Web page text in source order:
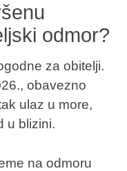
odmor?
za obitelji.
obavezno
ulaz u more,
u blizini.
na odmoru